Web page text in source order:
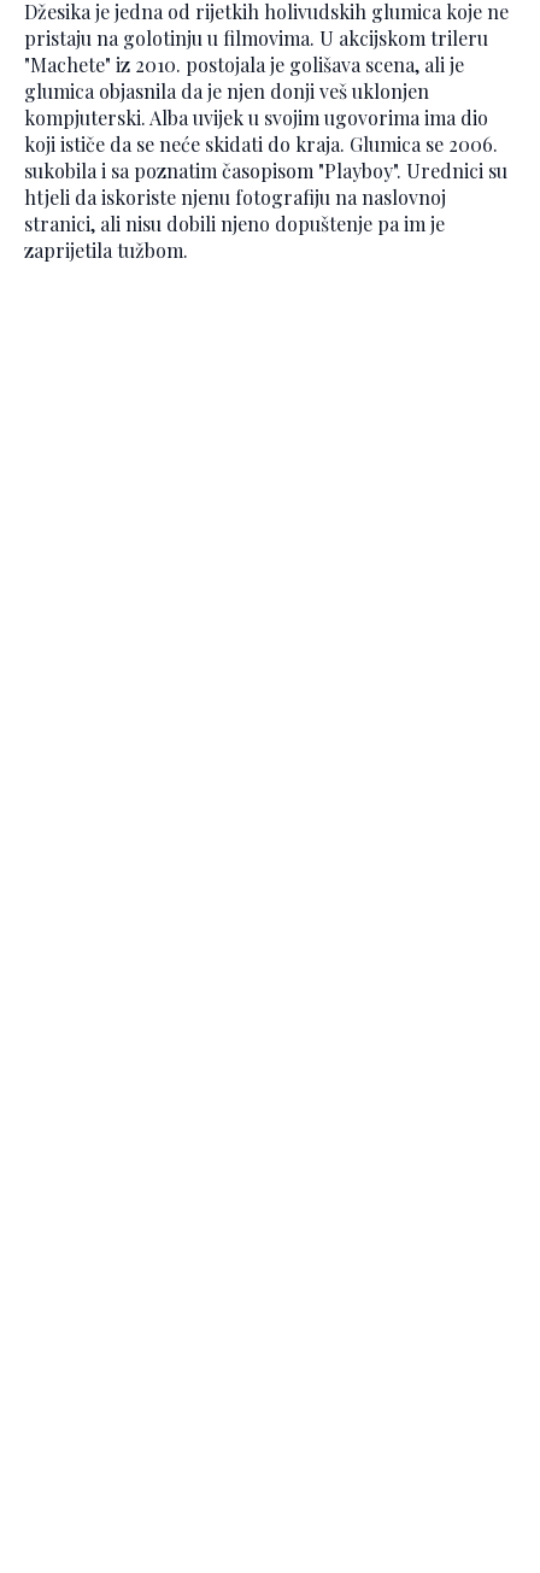
Džesika je jedna od rijetkih holivudskih glumica koje ne
pristaju na golotinju u filmovima. U akcijskom trileru
"Machete" iz 2010. postojala je golišava scena, ali je
glumica objasnila da je njen donji veš uklonjen
kompjuterski. Alba uvijek u svojim ugovorima ima dio
koji ističe da se neće skidati do kraja. Glumica se 2006.
sukobila i sa poznatim časopisom "Playboy". Urednici su
htjeli da iskoriste njenu fotografiju na naslovnoj
stranici, ali nisu dobili njeno dopuštenje pa im je
zaprijetila tužbom.